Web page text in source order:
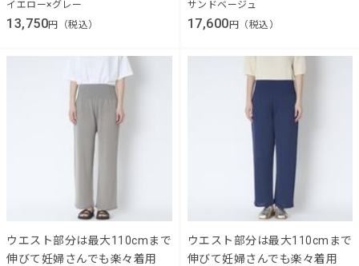
イエロー×グレー
13,750円（税込）
サンドベージュ
17,600 円（税込）
ウエスト部分は最大110cmまで
伸びて妊婦さんでも楽々着用
ウエスト部分は最大110cmまで
伸びて妊婦さんでも楽々着用